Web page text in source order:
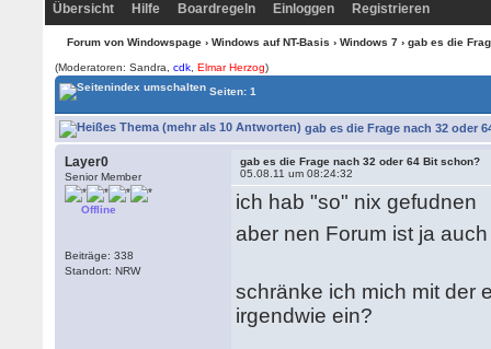
Übersicht Hilfe Boardregeln Einloggen Registrieren
Forum von Windowspage› Windows auf NT-Basis › Windows 7› gab es die
(Moderatoren: Sandra,cdk ,Elmar Herzog)
Seiten: 1
gab es die Frage nach 32 oder
Layer0
Senior Member
Offline
Beiträge: 338
Standort: NRW
gab es die Frage nach 32 oder 64 Bit schon?
05.08.11 um 08:24:32
ich hab "so" nix gefudnen
aber nen Forum ist ja
schränke ich mich mit der
irgendwie ein?